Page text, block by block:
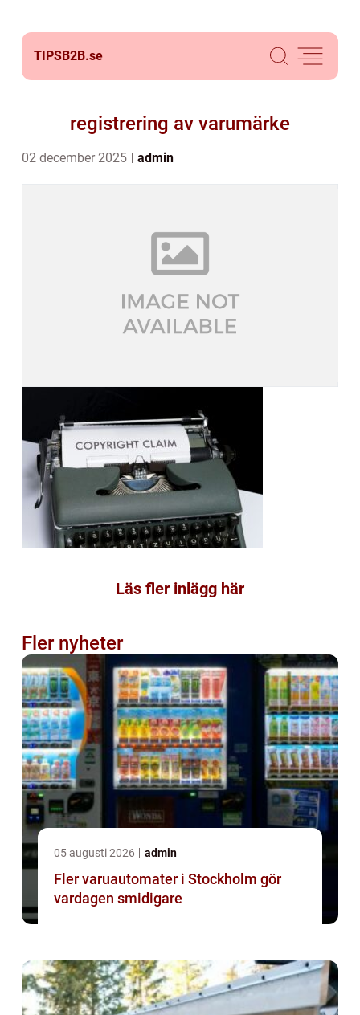
TIPSB2B.se
registrering av varumärke
02 december 2025 admin
Läs fler inlägg här
Fler nyheter
05 augusti 2026 admin
Fler varuautomater i Stockholm gör
vardagen smidigare